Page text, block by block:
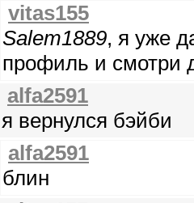
vitas155
Salem1889, я уже
профиль и смотри
alfa2591
я вернулся бэйби
alfa2591
блин